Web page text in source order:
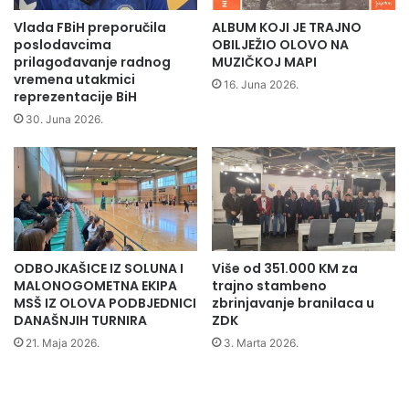
r
e
d
n
o
š
k
o
l
c
i
d
r
ž
a
v
n
a
k
B
i
H
u
t
a
Vlada FBiH preporučila
poslodavcima
prilagođavanje radnog
vremena utakmici
reprezentacije BiH
30. Juna 2026.
ALBUM KOJI JE TRAJNO
OBILJEŽIO OLOVO NA
MUZIČKOJ MAPI
16. Juna 2026.
ODBOJKAŠICE IZ SOLUNA I
MALONOGOMETNA EKIPA
MSŠ IZ OLOVA PODBJEDNICI
DANAŠNJIH TURNIRA
21. Maja 2026.
Više od 351.000 KM za
trajno stambeno
zbrinjavanje branilaca u
ZDK
3. Marta 2026.